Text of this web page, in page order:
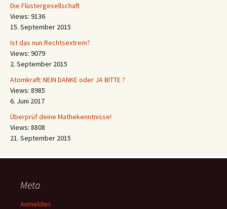
Die Flüstergesellschaft
Views: 9136
15. September 2015
Ist das nun Rechtsextrem?
Views: 9079
2. September 2015
Atomkraft: NEIN DANKE oder JA BITTE ?
Views: 8985
6. Juni 2017
Überprüf deine Mathekenntnisse!
Views: 8808
21. September 2015
Meta
Anmelden